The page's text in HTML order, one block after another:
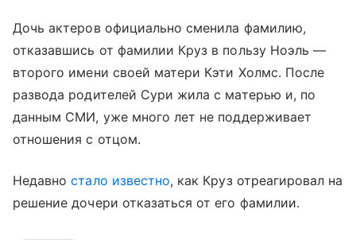
Дочь актеров официально сменила фамилию,
отказавшись от фамилии Круз в пользу Ноэль —
второго имени своей матери Кэти Холмс. После
развода родителей Сури жила с матерью и, по
данным СМИ, уже много лет не поддерживает
отношения с отцом.
Недавностало известно, как Круз отреагировал на
решение дочери отказаться от его фамилии.